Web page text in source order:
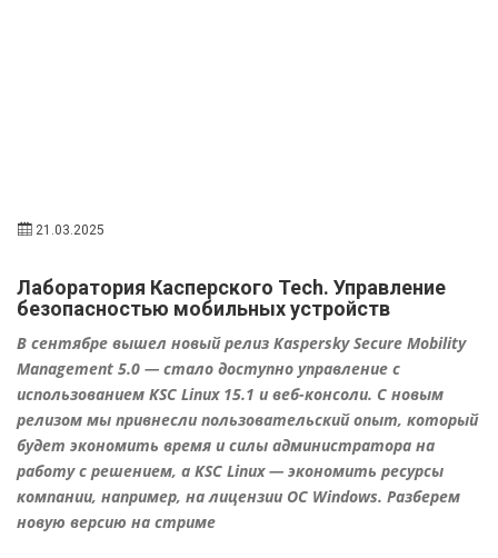
21.03.2025
Лаборатория Касперского Tech. Управление
безопасностью мобильных устройств
В сентябре вышел новый релиз Kaspersky Secure Mobility
Management 5.0 — стало доступно управление с
использованием KSC Linux 15.1 и веб-консоли. С новым
релизом мы привнесли пользовательский опыт, который
будет экономить время и силы администратора на
работу с решением, а KSC Linux — экономить ресурсы
компании, например, на лицензии ОС Windows. Разберем
новую версию на стриме